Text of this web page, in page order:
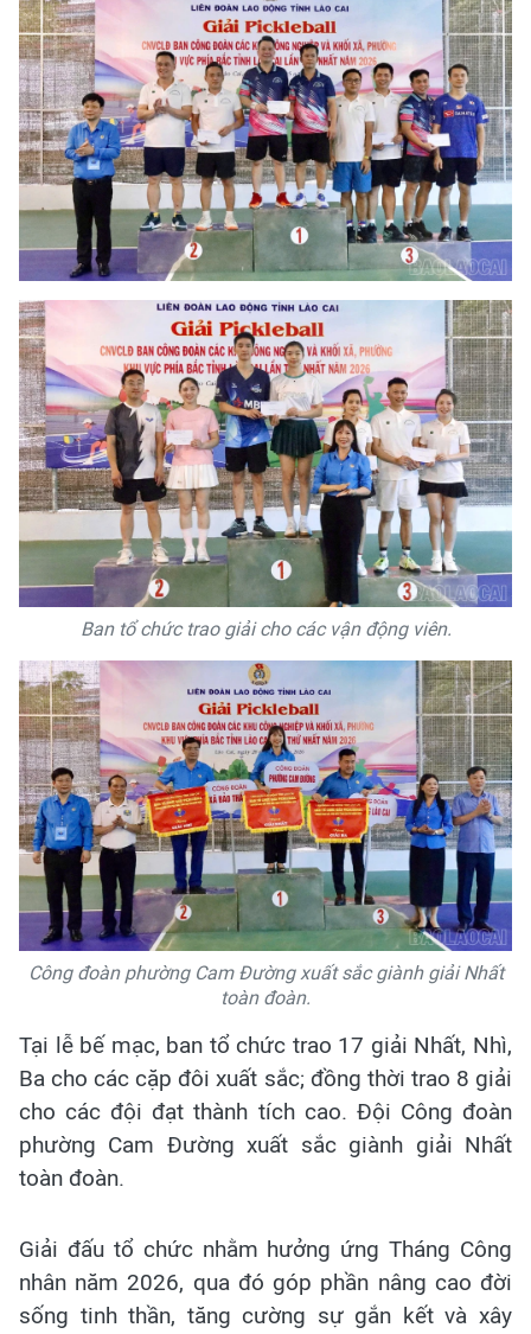
Ban tổ chức trao giải cho các vận động viên.
Công đoàn phường Cam Đường xuất sắc giành giải Nhất
toàn đoàn.
Tại lễ bế mạc, ban tổ chức trao 17 giải Nhất, Nhì,
Ba cho các cặp đôi xuất sắc; đồng thời trao 8 giải
cho các đội đạt thành tích cao. Đội Công đoàn
phường Cam Đường xuất sắc giành giải Nhất
toàn đoàn.
Giải đấu tổ chức nhằm hưởng ứng Tháng Công
nhân năm 2026, qua đó góp phần nâng cao đời
sống tinh thần, tăng cường sự gắn kết và xây